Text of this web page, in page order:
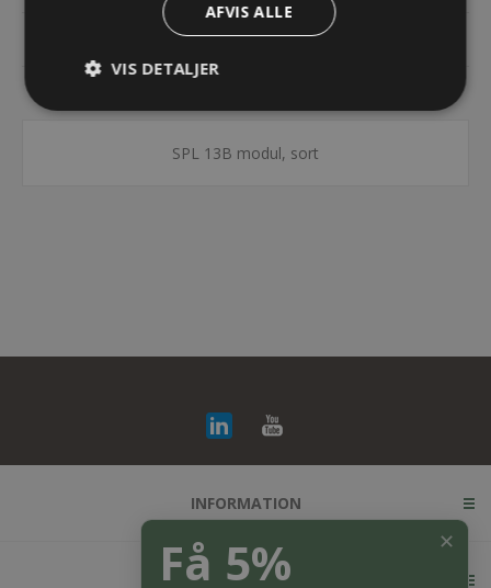
DOKUMENTER
SPL 13B modul, sort
INFORMATION
KUNDESERVICE
✕
Få 5%
AFVIS ALLE
VIS DETALJER